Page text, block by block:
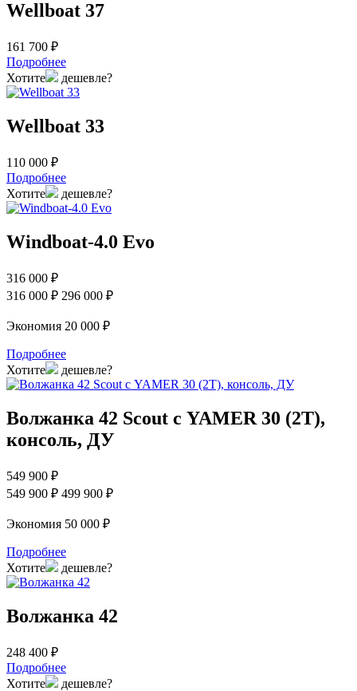
Wellboat 37
161 700 ₽
Подробнее
Хотите
дешевле?
Wellboat 33
110 000 ₽
Подробнее
Хотите
дешевле?
Windboat-4.0 Evo
316 000 ₽
316 000 ₽ 296 000 ₽
Экономия 20 000 ₽
Подробнее
Хотите
дешевле?
Волжанка 42 Scout с YAMER 30 (2T),
консоль, ДУ
549 900 ₽
549 900 ₽ 499 900 ₽
Экономия 50 000 ₽
Подробнее
Хотите
дешевле?
Волжанка 42
248 400 ₽
Подробнее
Хотите
дешевле?